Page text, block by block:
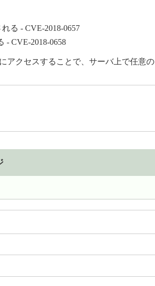
れる -CVE-2018-0657
-CVE-2018-0658
アクセスすることで、サーバ上で任意の